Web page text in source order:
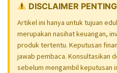
DISCLAIMER PENTING
Artikel ini hanya untuk tujuan
merupakan nasihat keuangan,
produk tertentu. Keputusan
jawab pembaca. Konsultasikan
sebelum mengambil keputusan